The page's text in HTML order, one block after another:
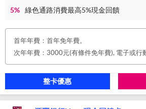
5% 綠色通路消費最高5%現金回饋
首年年費：首年免年費。
整卡優惠